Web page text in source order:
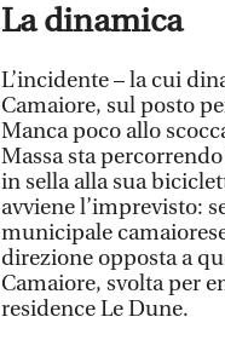
La dinamica
L’incidente – la cui
Camaiore, sul posto
Manca poco allo
Massa sta
in sella alla sua
avviene l’imprevisto:
municipale
direzione opposta a
Camaiore, svolta per
residence Le Dune.